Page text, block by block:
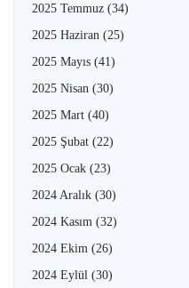
2025 Temmuz (34)
2025 Haziran (25)
2025 Mayıs (41)
2025 Nisan (30)
2025 Mart (40)
2025 Şubat (22)
2025 Ocak (23)
2024 Aralık (30)
2024 Kasım (32)
2024 Ekim (26)
2024 Eylül (30)